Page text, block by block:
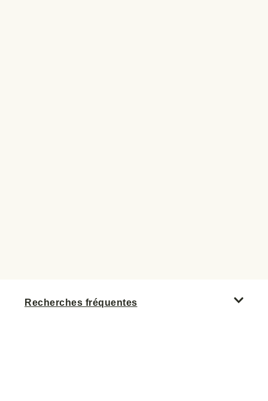
Recherches fréquentes